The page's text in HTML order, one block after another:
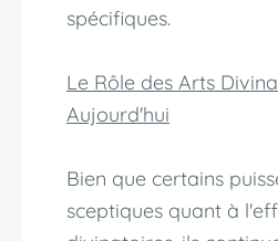
spécifiques.
Le Rôle des Arts
Aujourd'hui
Bien que certains
sceptiques quant à